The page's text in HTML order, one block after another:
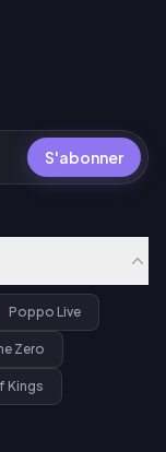
S'abonner
Poppo Live
Zero
Kings